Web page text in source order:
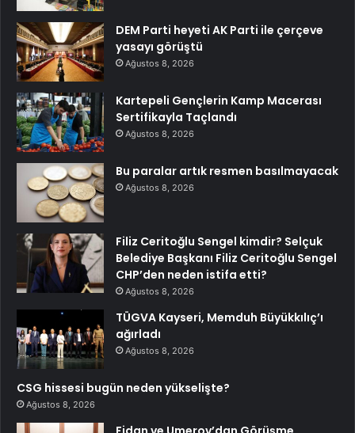
DEM Parti heyeti AK Parti ile çerçeve
yasayı görüştü
Ağustos 8, 2026
Kartepeli Gençlerin Kamp Macerası
Sertifikayla Taçlandı
Ağustos 8, 2026
Bu paralar artık resmen basılmayacak
Ağustos 8, 2026
Filiz Ceritoğlu Sengel kimdir? Selçuk
Belediye Başkanı Filiz Ceritoğlu Sengel
CHP’den neden istifa etti?
Ağustos 8, 2026
TÜGVA Kayseri, Memduh Büyükkılıç’ı
ağırladı
Ağustos 8, 2026
CSG hissesi bugün neden yükselişte?
Ağustos 8, 2026